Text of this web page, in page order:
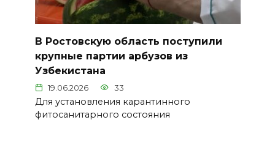
В Ростовскую область поступили
крупные партии арбузов из
Узбекистана
19.06.2026 33
Для установления карантинного
фитосанитарного состояния